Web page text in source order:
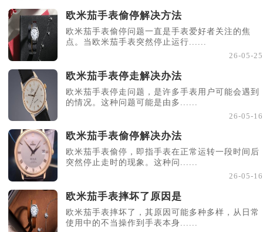
欧米茄手表偷停解决方法
欧米茄手表偷停问题一直是手表爱好者关注的焦
点。当欧米茄手表突然停止运行......
26-05-25
欧米茄手表停走解决办法
欧米茄手表停走问题，是许多手表用户可能会遇到
的情况。这种问题可能是由多......
26-05-16
欧米茄手表偷停解决办法
欧米茄手表偷停，即指手表在正常运转一段时间后
突然停止走时的现象。这种问......
26-05-16
欧米茄手表摔坏了原因是
欧米茄手表摔坏了，其原因可能多种多样，从日常
使用中的不当操作到手表本身......